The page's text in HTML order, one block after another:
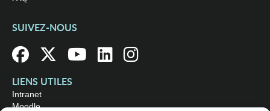
SUIVEZ-NOUS
LIENS UTILES
Intranet
Moodle